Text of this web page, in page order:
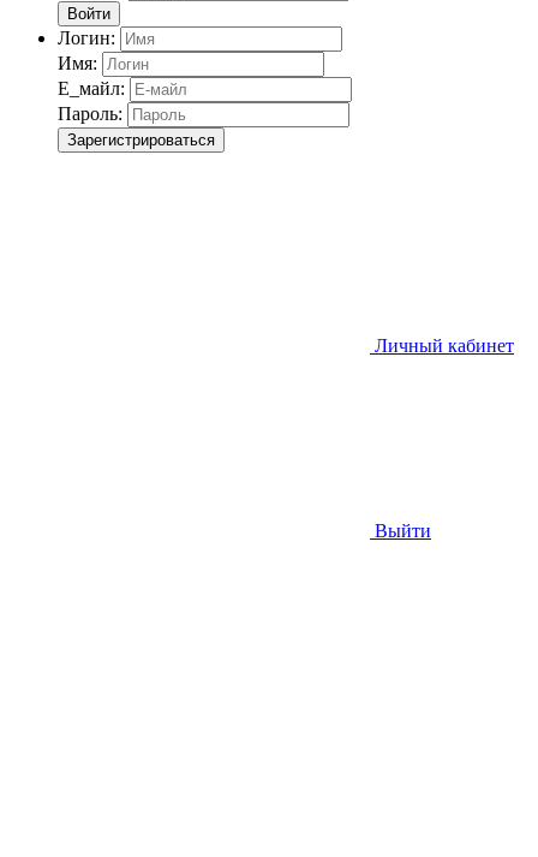
Войти
Логин:
Имя:
Е_майл:
Пароль:
Зарегистрироваться
Личный кабинет
Выйти